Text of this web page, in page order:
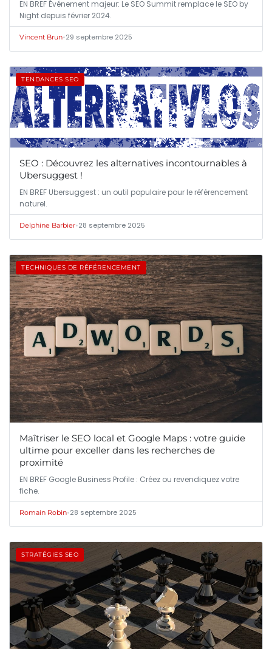
EN BREF Événement majeur: Le SEO Summit remplace le SEO by
Night depuis février 2024.
Vincent Brun•29 septembre 2025
TENDANCES SEO
SEO : Découvrez les alternatives incontournables à
Ubersuggest !
EN BREF Ubersuggest : un outil populaire pour le référencement
naturel.
Delphine Barbier•28 septembre 2025
TECHNIQUES DE RÉFÉRENCEMENT
Maîtriser le SEO local et Google Maps : votre guide
ultime pour exceller dans les recherches de
proximité
EN BREF Google Business Profile : Créez ou revendiquez votre
fiche.
Romain Robin•28 septembre 2025
STRATÉGIES SEO